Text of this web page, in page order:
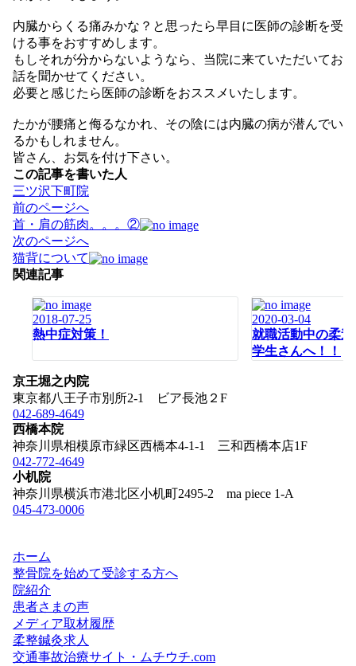
内臓からくる痛みかな？と思ったら早目に医師の診断を受
ける事をおすすめします。
もしそれが分からないようなら、当院に来ていただいてお
話を聞かせてください。
必要と感じたら医師の診断をおススメいたします。
たかが腰痛と侮るなかれ、その陰には内臓の病が潜んでい
るかもしれません。
皆さん、お気を付け下さい。
この記事を書いた人
三ツ沢下町院
投
稿
ナ
ビ
ゲ
前のページへ
首・肩の筋肉。。。②
次のページへ
猫背について
関連記事
2018-07-25
熱中症対策！
2020-03-04
就職活動中の柔
学生さんへ！！
京王堀之内院
東京都八王子市別所2-1 ビア長池２F
042-689-4649
西橋本院
神奈川県相模原市緑区西橋本4-1-1 三和西橋本店1F
042-772-4649
小机院
神奈川県横浜市港北区小机町2495-2 ma piece 1-A
045-473-0006
ホーム
整骨院を始めて受診する方へ
院紹介
患者さまの声
メディア取材履歴
柔整鍼灸求人
交通事故治療サイト・ムチウチ.com